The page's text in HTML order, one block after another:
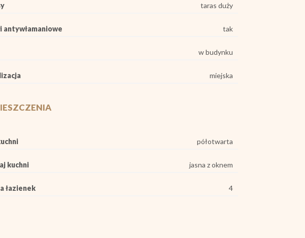
taras duży
antywłamaniowe tak
w budynku
miejska
półotwarta
kuchni jasna z oknem
łazienek 4